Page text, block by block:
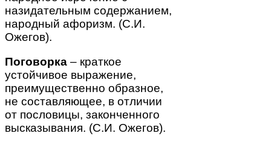
назидательным содержанием,
народный афоризм. (С.И.
Ожегов).
Поговорка – краткое
устойчивое выражение,
преимущественно образное,
не составляющее, в отличии
от пословицы, законченного
высказывания. (С.И. Ожегов).